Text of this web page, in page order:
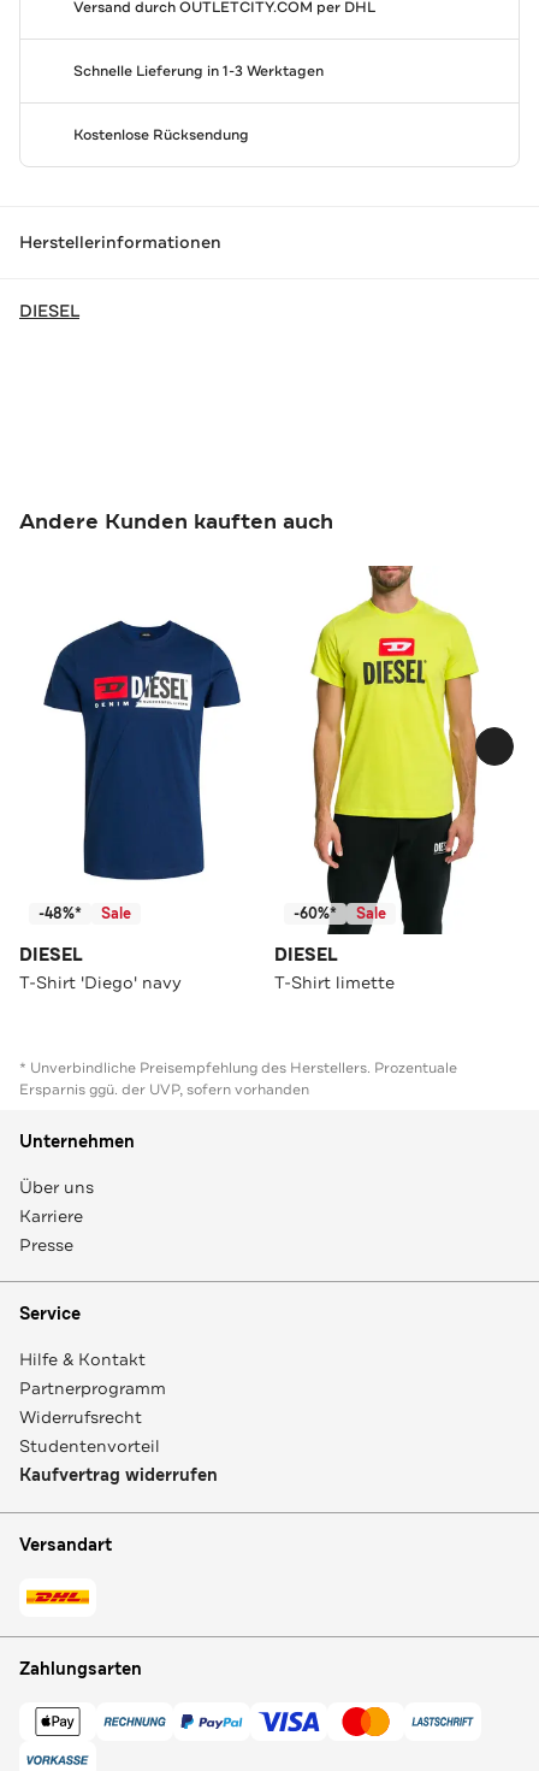
Versand durchOUTLETCITY.COM per DHL
Schnelle Lieferung in 1-3 Werktagen
Kostenlose Rücksendung
Herstellerinformationen
DIESEL
Andere Kunden kauften auch
-48%* Sale
DIESEL
T-Shirt 'Diego' navy
-60%* Sale
DIESEL
T-Shirt limette
* Unverbindliche Preisempfehlung des Herstellers. Prozentuale
Ersparnis ggü. der UVP, sofern vorhanden
Unternehmen
Über uns
Karriere
Presse
Service
Hilfe & Kontakt
Partnerprogramm
Widerrufsrecht
Studentenvorteil
Kaufvertrag widerrufen
Versandart
Zahlungsarten